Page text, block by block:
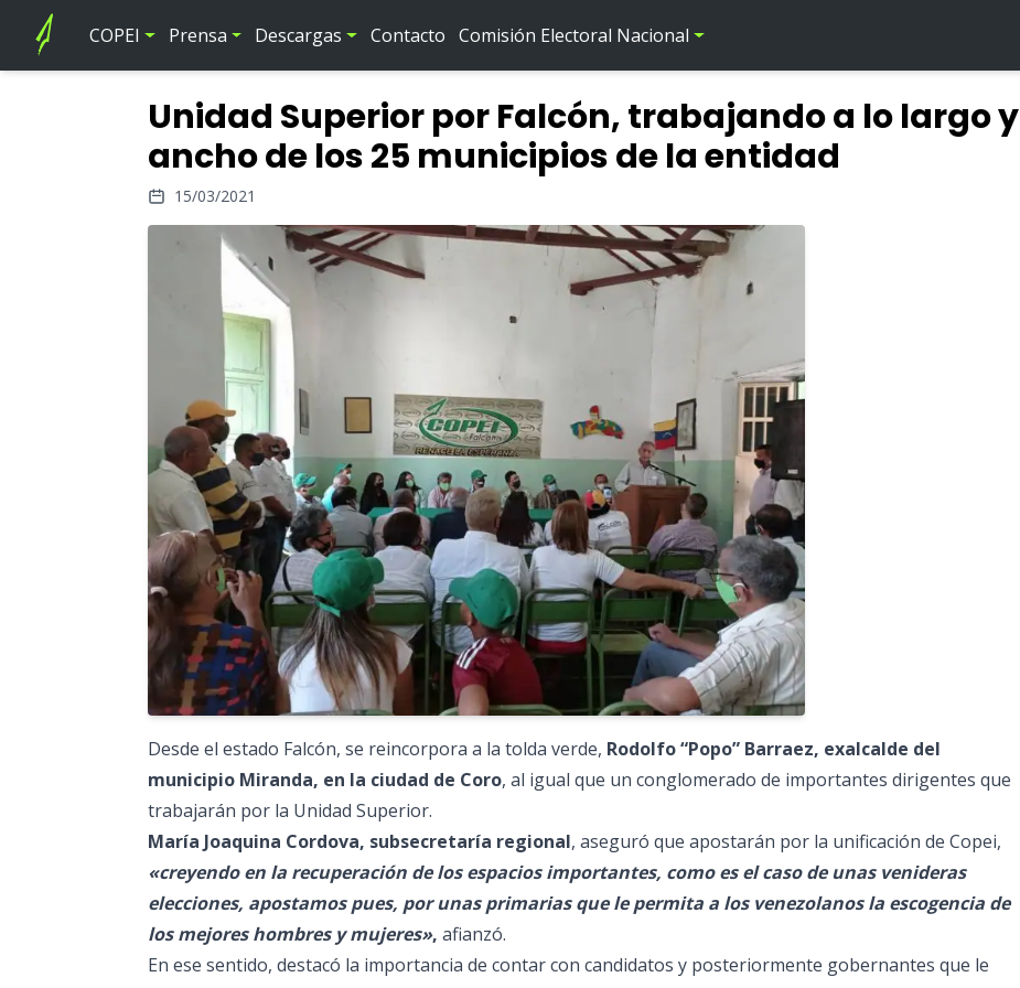
COPEI Prensa Descargas Contacto Comisión Electoral Nacional
Unidad Superior por Falcón, trabajando a lo largo y
ancho de los 25 municipios de la entidad
15/03/2021
Desde el estado Falcón, se reincorpora a la tolda verde, Rodolfo “Popo” Barraez, exalcalde del
municipio Miranda, en la ciudad de Coro, al igual que un conglomerado de importantes dirigentes que
trabajarán por la Unidad Superior.
María Joaquina Cordova, subsecretaría regional, aseguró que apostarán por la unificación de Copei,
«creyendo en la recuperación de los espacios importantes, como es el caso de unas venideras
elecciones, apostamos pues, por unas primarias que le permita a los venezolanos la escogencia de
los mejores hombres y mujeres», afianzó.
En ese sentido, destacó la importancia de contar con candidatos y posteriormente gobernantes que le